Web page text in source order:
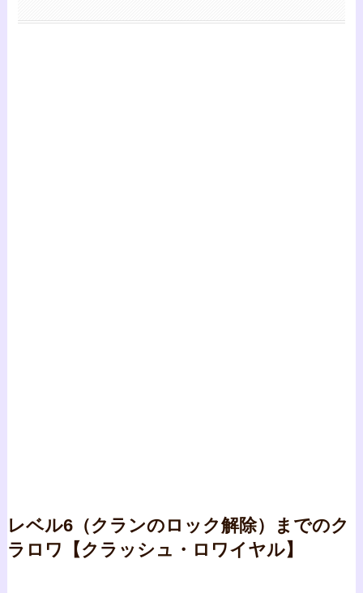
レベル6（クランのロック解除）までのク
ラロワ【クラッシュ・ロワイヤル】